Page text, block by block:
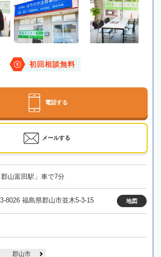
初回相談無料
電話する
メールする
山富田駅」車で7分
8026 福島県郡山市並木5-3-15 地図
郡山市